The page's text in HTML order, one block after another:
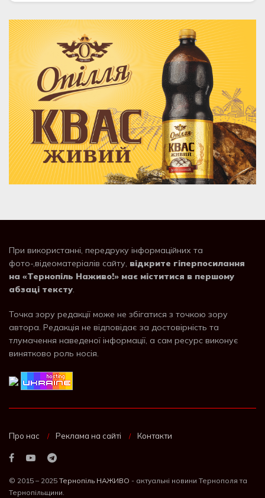
При використанні, передруку інформаційних та
фото-,відеоматеріалів сайту, відкрите гіперпосилання
на «Тернопіль Наживо!» має міститися в першому
абзаці тексту.
Точка зору редакції може не збігатися з точкою зору
автора. Редакція не відповідає за достовірність та
тлумачення наведеної інформації, а сам ресурс виконує
винятково роль носія.
Про нас Реклама на сайті Контакти
© 2015 – 2025 Тернопіль НАЖИВО - актуальні новини Тернополя та
Тернопільщини.